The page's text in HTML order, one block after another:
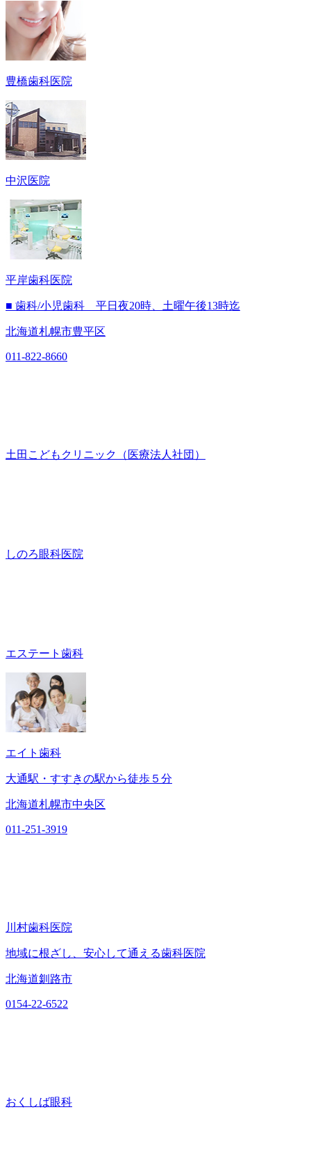
豊橋歯科医院
中沢医院
平岸歯科医院
■ 歯科/小児歯科 平日夜20時、土曜午後13時迄
北海道札幌市豊平区
011-822-8660
土田こどもクリニック（医療法人社団）
しのろ眼科医院
エステート歯科
エイト歯科
大通駅・すすきの駅から徒歩５分
北海道札幌市中央区
011-251-3919
川村歯科医院
地域に根ざし、安心して通える歯科医院
北海道釧路市
0154-22-6522
おくしば眼科